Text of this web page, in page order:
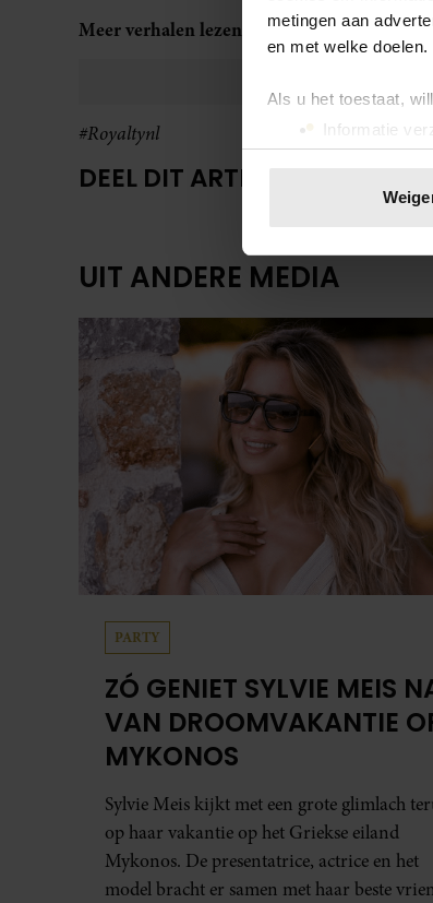
metingen aan
en met welke doelen.
Als u het toestaat,
Informatie
Uw apparaat
toestemming op elk
We gebruiken
websiteverkeer te
media, adverteren
verstrekt of die ze
onze website blijft
Meer verhalen lezen? Neem nu eendigitaal
#Royaltynl
DEEL DIT ARTIKEL OP SOCIAL
UIT ANDERE MEDIA
PARTY
ZÓ GENIET SYLVIE MEIS
VAN DROOMVAKANTIE
MYKONOS
Sylvie Meis kijkt met een grote glimlach
op haar vakantie op het Griekse eiland
Mykonos. De presentatrice, actrice en het
model bracht er samen met haar beste